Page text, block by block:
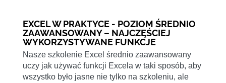
EXCEL W PRAKTYCE - POZIOM ŚREDNIO
ZAAWANSOWANY – NAJCZĘŚCIEJ
WYKORZYSTYWANE FUNKCJE
Nasze szkolenie Excel średnio zaawansowany
uczy jak używać funkcji Excela w taki sposób, aby
wszystko było jasne nie tylko na szkoleniu, ale